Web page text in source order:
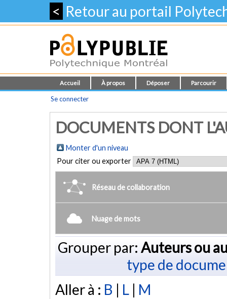
< Retour au portail
Accueil À propos Déposer Parcourir
Se connecter
DOCUMENTS DONT
Monter d'un niveau
Pour citer ou exporter
Réseau de collaboration
Nuage de mots
Grouper par: Auteurs ou
type de
Aller à : B | L | M